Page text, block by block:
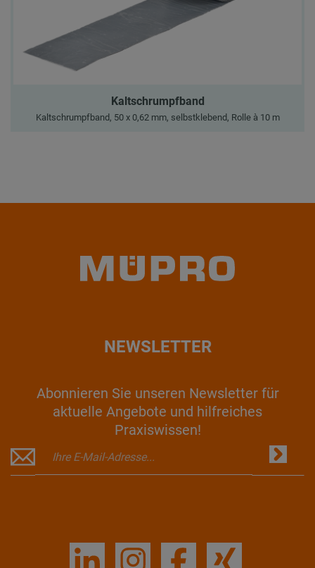
Kaltschrumpfband
Kaltschrumpfband, 50 x 0,62 mm, selbstklebend, Rolle à 10 m
NEWSLETTER
Abonnieren Sie unseren Newsletter für
aktuelle Angebote und hilfreiches
Praxiswissen!